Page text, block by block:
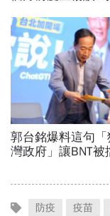
防疫 疫苗